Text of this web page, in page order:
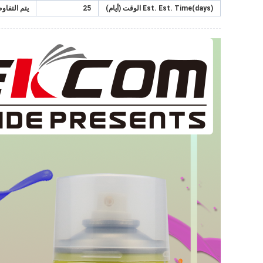
Est. Est. Time(days) الوقت (أيام) 25 يتم